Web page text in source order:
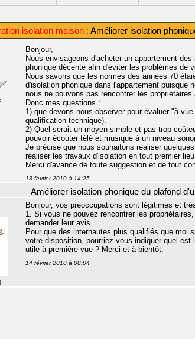
isolation maison : Améliorer isolation
Bonjour,
Nous envisageons d'acheter un appartement
phonique décente afin d'éviter les problèmes de
Nous savons que les normes des années 70
d'isolation phonique dans l'appartement puisque
nous ne pouvons pas rencontrer les
Donc mes questions :
1) que devons-nous observer pour évaluer "à
qualification technique).
2) Quel serait un moyen simple et pas trop
pouvoir écouter télé et musique à un niveau
Je précise que nous souhaitons réaliser
réaliser les travaux d'isolation en tout premier
Merci d'avance de toute suggestion et de tout
13 février 2010 à 14:25
Améliorer isolation phonique du plafond
Bonjour, vos préoccupations sont légitimes et
1. Si vous ne pouvez rencontrer les
demander leur avis.
Pour que des internautes plus qualifiés que moi
votre disposition, pourriez-vous indiquer quel
utile à première vue ? Merci et à bientôt.
14 février 2010 à 08:04